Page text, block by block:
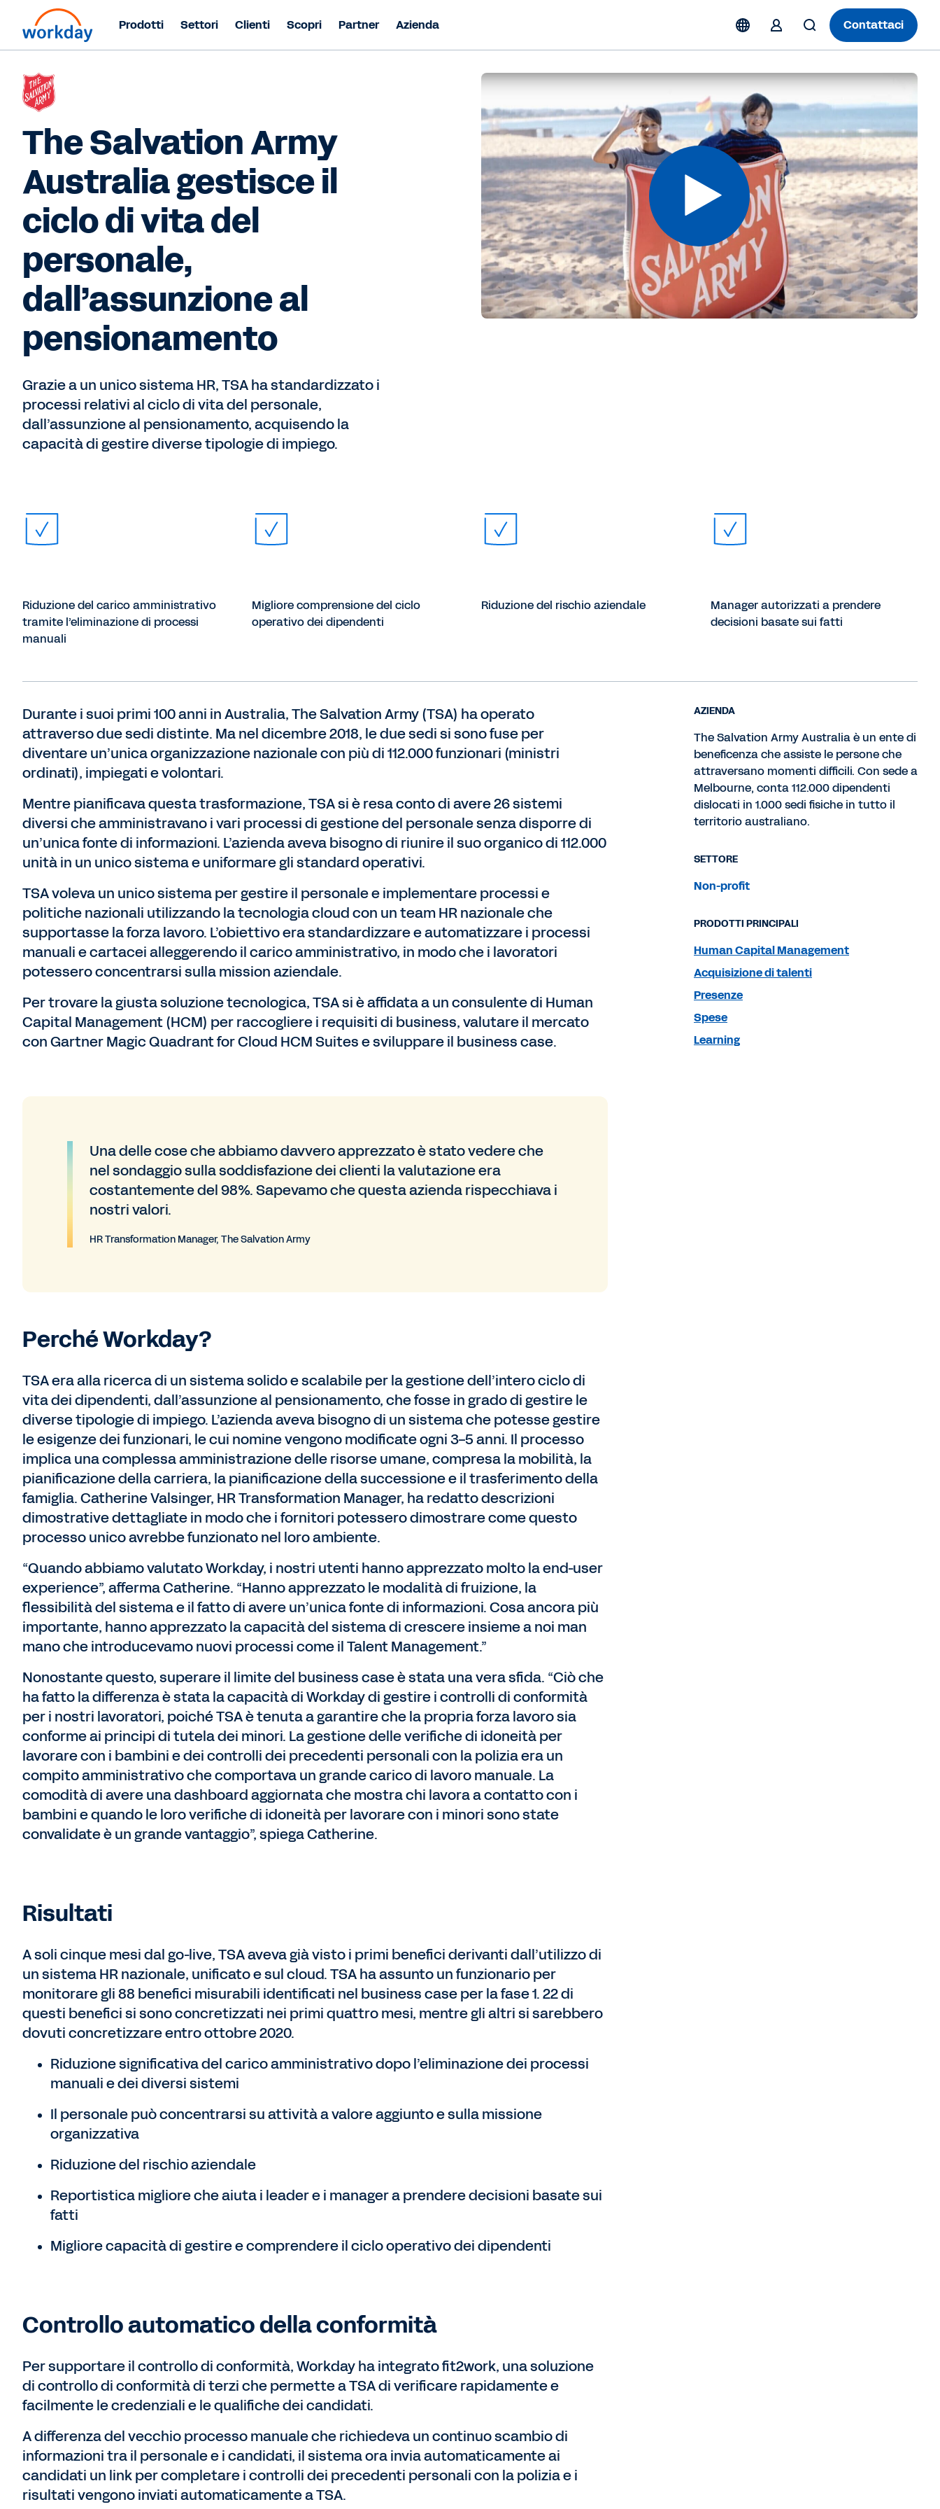
Prodotti Settori Clienti Scopri Partner Azienda Contattaci
The Salvation Army
Australia gestisce il
ciclo di vita del
personale,
dall’assunzione al
pensionamento
Grazie a un unico sistema HR, TSA ha standardizzato i
processi relativi al ciclo di vita del personale,
dall’assunzione al pensionamento, acquisendo la
capacità di gestire diverse tipologie di impiego.
Riduzione del carico amministrativo
tramite l’eliminazione di processi
manuali
Migliore comprensione del ciclo
operativo dei dipendenti
Riduzione del rischio aziendale
Manager autorizzati a prendere
decisioni basate sui fatti
Durante i suoi primi 100 anni in Australia, The Salvation Army (TSA) ha operato
attraverso due sedi distinte. Ma nel dicembre 2018, le due sedi si sono fuse per
diventare un’unica organizzazione nazionale con più di 112.000 funzionari (ministri
ordinati), impiegati e volontari.
Mentre pianificava questa trasformazione, TSA si è resa conto di avere 26 sistemi
diversi che amministravano i vari processi di gestione del personale senza disporre di
un’unica fonte di informazioni. L’azienda aveva bisogno di riunire il suo organico di 112.000
unità in un unico sistema e uniformare gli standard operativi.
TSA voleva un unico sistema per gestire il personale e implementare processi e
politiche nazionali utilizzando la tecnologia cloud con un team HR nazionale che
supportasse la forza lavoro. L’obiettivo era standardizzare e automatizzare i processi
manuali e cartacei alleggerendo il carico amministrativo, in modo che i lavoratori
potessero concentrarsi sulla mission aziendale.
Per trovare la giusta soluzione tecnologica, TSA si è affidata a un consulente di Human
Capital Management (HCM) per raccogliere i requisiti di business, valutare il mercato
con Gartner Magic Quadrant for Cloud HCM Suites e sviluppare il business case.
Una delle cose che abbiamo davvero apprezzato è stato vedere che
nel sondaggio sulla soddisfazione dei clienti la valutazione era
costantemente del 98%. Sapevamo che questa azienda rispecchiava i
nostri valori.
HR Transformation Manager, The Salvation Army
Perché Workday?
TSA era alla ricerca di un sistema solido e scalabile per la gestione dell’intero ciclo di
vita dei dipendenti, dall’assunzione al pensionamento, che fosse in grado di gestire le
diverse tipologie di impiego. L’azienda aveva bisogno di un sistema che potesse gestire
le esigenze dei funzionari, le cui nomine vengono modificate ogni 3-5 anni. Il processo
implica una complessa amministrazione delle risorse umane, compresa la mobilità, la
pianificazione della carriera, la pianificazione della successione e il trasferimento della
famiglia. Catherine Valsinger, HR Transformation Manager, ha redatto descrizioni
dimostrative dettagliate in modo che i fornitori potessero dimostrare come questo
processo unico avrebbe funzionato nel loro ambiente.
“Quando abbiamo valutato Workday, i nostri utenti hanno apprezzato molto la end-user
experience”, afferma Catherine. “Hanno apprezzato le modalità di fruizione, la
flessibilità del sistema e il fatto di avere un’unica fonte di informazioni. Cosa ancora più
importante, hanno apprezzato la capacità del sistema di crescere insieme a noi man
mano che introducevamo nuovi processi come il Talent Management.”
Nonostante questo, superare il limite del business case è stata una vera sfida. “Ciò che
ha fatto la differenza è stata la capacità di Workday di gestire i controlli di conformità
per i nostri lavoratori, poiché TSA è tenuta a garantire che la propria forza lavoro sia
conforme ai principi di tutela dei minori. La gestione delle verifiche di idoneità per
lavorare con i bambini e dei controlli dei precedenti personali con la polizia era un
compito amministrativo che comportava un grande carico di lavoro manuale. La
comodità di avere una dashboard aggiornata che mostra chi lavora a contatto con i
bambini e quando le loro verifiche di idoneità per lavorare con i minori sono state
convalidate è un grande vantaggio”, spiega Catherine.
Risultati
A soli cinque mesi dal go-live, TSA aveva già visto i primi benefici derivanti dall’utilizzo di
un sistema HR nazionale, unificato e sul cloud. TSA ha assunto un funzionario per
monitorare gli 88 benefici misurabili identificati nel business case per la fase 1. 22 di
questi benefici si sono concretizzati nei primi quattro mesi, mentre gli altri si sarebbero
dovuti concretizzare entro ottobre 2020.
Riduzione significativa del carico amministrativo dopo l’eliminazione dei processi
manuali e dei diversi sistemi
Il personale può concentrarsi su attività a valore aggiunto e sulla missione
organizzativa
Riduzione del rischio aziendale
Reportistica migliore che aiuta i leader e i manager a prendere decisioni basate sui
fatti
Migliore capacità di gestire e comprendere il ciclo operativo dei dipendenti
Controllo automatico della conformità
Per supportare il controllo di conformità, Workday ha integrato fit2work, una soluzione
di controllo di conformità di terzi che permette a TSA di verificare rapidamente e
facilmente le credenziali e le qualifiche dei candidati.
A differenza del vecchio processo manuale che richiedeva un continuo scambio di
informazioni tra il personale e i candidati, il sistema ora invia automaticamente ai
candidati un link per completare i controlli dei precedenti personali con la polizia e i
risultati vengono inviati automaticamente a TSA.
AZIENDA
The Salvation Army Australia è un ente di
beneficenza che assiste le persone che
attraversano momenti difficili. Con sede a
Melbourne, conta 112.000 dipendenti
dislocati in 1.000 sedi fisiche in tutto il
territorio australiano.
SETTORE
Non-profit
PRODOTTI PRINCIPALI
Human Capital Management
Acquisizione di talenti
Presenze
Spese
Learning